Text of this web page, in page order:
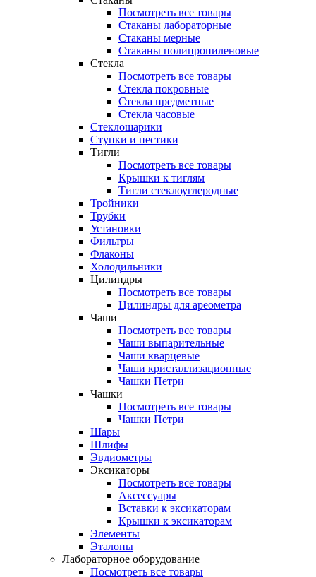
Посмотреть все товары
Стаканы лабораторные
Стаканы мерные
Стаканы полипропиленовые
Стекла
Посмотреть все товары
Стекла покровные
Стекла предметные
Стекла часовые
Стеклошарики
Ступки и пестики
Тигли
Посмотреть все товары
Крышки к тиглям
Тигли стеклоуглеродные
Тройники
Трубки
Установки
Фильтры
Флаконы
Холодильники
Цилиндры
Посмотреть все товары
Цилиндры для ареометра
Чаши
Посмотреть все товары
Чаши выпарительные
Чаши кварцевые
Чаши кристаллизационные
Чашки Петри
Чашки
Посмотреть все товары
Чашки Петри
Шары
Шлифы
Эвдиометры
Эксикаторы
Посмотреть все товары
Аксессуары
Вставки к эксикаторам
Крышки к эксикаторам
Элементы
Эталоны
Лабораторное оборудование
Посмотреть все товары